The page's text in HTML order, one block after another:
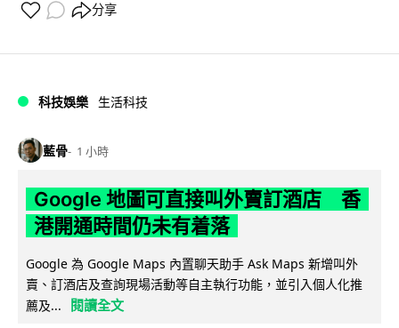
分享
科技娛樂 生活科技
藍骨 1 小時
Google 地圖可直接叫外賣訂酒店 香
港開通時間仍未有着落
Google 為 Google Maps 內置聊天助手 Ask Maps 新增叫外
賣、訂酒店及查詢現場活動等自主執行功能，並引入個人化推
薦及...
閱讀全文